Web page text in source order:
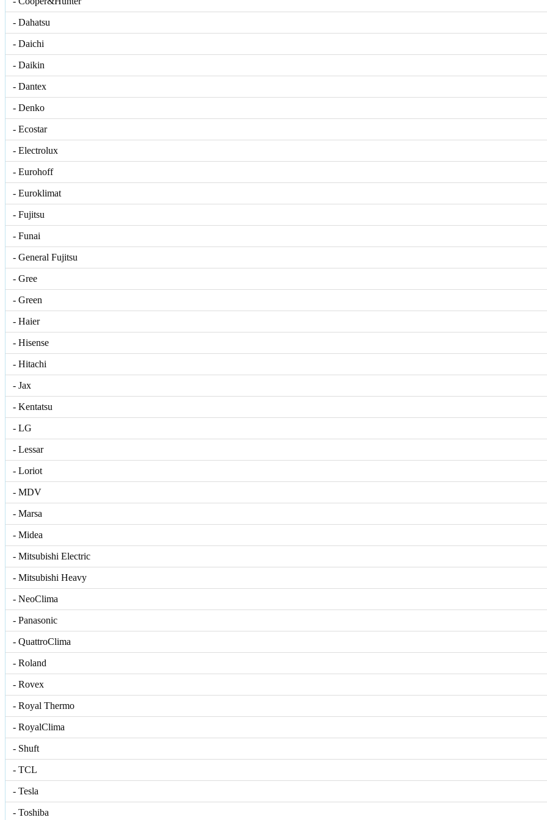
- Dahatsu
- Daichi
- Daikin
- Dantex
- Denko
- Ecostar
- Electrolux
- Eurohoff
- Euroklimat
- Fujitsu
- Funai
- General Fujitsu
- Gree
- Green
- Haier
- Hisense
- Hitachi
- Jax
- Kentatsu
- LG
- Lessar
- Loriot
- MDV
- Marsa
- Midea
- Mitsubishi Electric
- Mitsubishi Heavy
- NeoClima
- Panasonic
- QuattroClima
- Roland
- Rovex
- Royal Thermo
- RoyalClima
- Shuft
- TCL
- Tesla
- Toshiba